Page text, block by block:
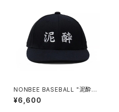
NONBEE BASEBALL "泥酔"
CAP
¥6,600